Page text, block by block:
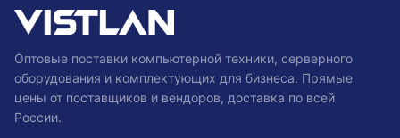
Оптовые поставки компьютерной техники, серверного
оборудования и комплектующих для бизнеса. Прямые
цены от поставщиков и вендоров, доставка по всей
России.